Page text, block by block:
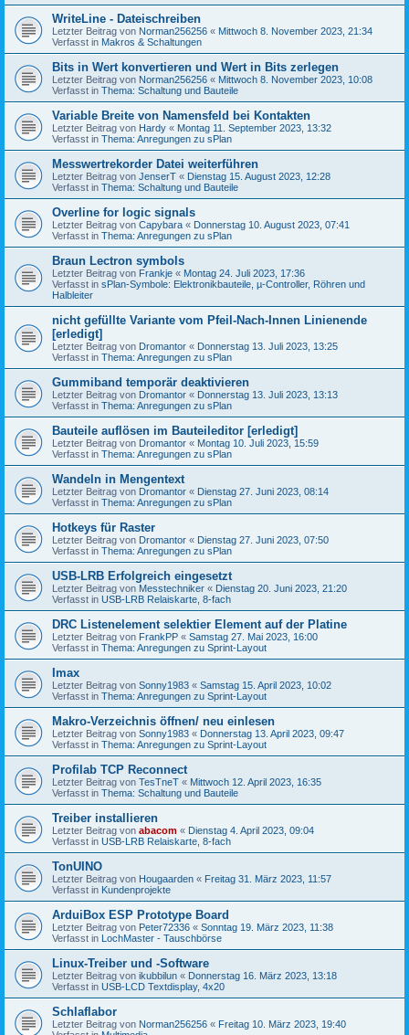
WriteLine - Dateischreiben
Letzter Beitrag von Norman256256 « Mittwoch 8. November 2023, 21:34
Verfasst in Makros & Schaltungen
Bits in Wert konvertieren und Wert in Bits zerlegen
Letzter Beitrag von Norman256256 « Mittwoch 8. November 2023, 10:08
Verfasst in Thema: Schaltung und Bauteile
Variable Breite von Namensfeld bei Kontakten
Letzter Beitrag von Hardy « Montag 11. September 2023, 13:32
Verfasst in Thema: Anregungen zu sPlan
Messwertrekorder Datei weiterführen
Letzter Beitrag von JenserT « Dienstag 15. August 2023, 12:28
Verfasst in Thema: Schaltung und Bauteile
Overline for logic signals
Letzter Beitrag von Capybara « Donnerstag 10. August 2023, 07:41
Verfasst in Thema: Anregungen zu sPlan
Braun Lectron symbols
Letzter Beitrag von Frankje « Montag 24. Juli 2023, 17:36
Verfasst in sPlan-Symbole: Elektronikbauteile, µ-Controller, Röhren und
Halbleiter
nicht gefüllte Variante vom Pfeil-Nach-Innen Linienende
[erledigt]
Letzter Beitrag von Dromantor « Donnerstag 13. Juli 2023, 13:25
Verfasst in Thema: Anregungen zu sPlan
Gummiband temporär deaktivieren
Letzter Beitrag von Dromantor « Donnerstag 13. Juli 2023, 13:13
Verfasst in Thema: Anregungen zu sPlan
Bauteile auflösen im Bauteileditor [erledigt]
Letzter Beitrag von Dromantor « Montag 10. Juli 2023, 15:59
Verfasst in Thema: Anregungen zu sPlan
Wandeln in Mengentext
Letzter Beitrag von Dromantor « Dienstag 27. Juni 2023, 08:14
Verfasst in Thema: Anregungen zu sPlan
Hotkeys für Raster
Letzter Beitrag von Dromantor « Dienstag 27. Juni 2023, 07:50
Verfasst in Thema: Anregungen zu sPlan
USB-LRB Erfolgreich eingesetzt
Letzter Beitrag von Messtechniker « Dienstag 20. Juni 2023, 21:20
Verfasst in USB-LRB Relaiskarte, 8-fach
DRC Listenelement selektier Element auf der Platine
Letzter Beitrag von FrankPP « Samstag 27. Mai 2023, 16:00
Verfasst in Thema: Anregungen zu Sprint-Layout
Imax
Letzter Beitrag von Sonny1983 « Samstag 15. April 2023, 10:02
Verfasst in Thema: Anregungen zu Sprint-Layout
Makro-Verzeichnis öffnen/ neu einlesen
Letzter Beitrag von Sonny1983 « Donnerstag 13. April 2023, 09:47
Verfasst in Thema: Anregungen zu Sprint-Layout
Profilab TCP Reconnect
Letzter Beitrag von TesTneT « Mittwoch 12. April 2023, 16:35
Verfasst in Thema: Schaltung und Bauteile
Treiber installieren
Letzter Beitrag von abacom « Dienstag 4. April 2023, 09:04
Verfasst in USB-LRB Relaiskarte, 8-fach
TonUINO
Letzter Beitrag von Hougaarden « Freitag 31. März 2023, 11:57
Verfasst in Kundenprojekte
ArduiBox ESP Prototype Board
Letzter Beitrag von Peter72336 « Sonntag 19. März 2023, 11:38
Verfasst in LochMaster - Tauschbörse
Linux-Treiber und -Software
Letzter Beitrag von ikubbilun « Donnerstag 16. März 2023, 13:18
Verfasst in USB-LCD Textdisplay, 4x20
Schlaflabor
Letzter Beitrag von Norman256256 « Freitag 10. März 2023, 19:40